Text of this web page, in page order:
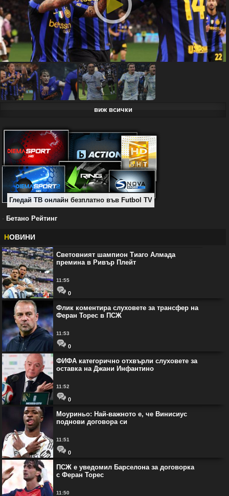
виж всички
Гледай ТВ онлайн безплатно във Futbol TV
- Бетано Рейтинг
НОВИНИ
Световният шампион Тиаго Алмада
премина в Ривър Плейт
11:55
0
Флик коментира слуховете за трансфер на
Феран Торес в ПСЖ
11:53
0
ФИФА категорично отхвърли слуховете за
оставка на Джани Инфантино
11:52
0
Моуриньо: Най-важното е, че Винисиус
поднови договора си
11:51
0
ПСЖ е уведомил Барселона за договорка
с Феран Торес
11:50